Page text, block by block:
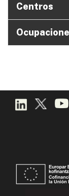
Centros